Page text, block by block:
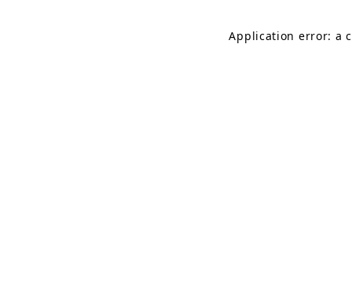
Application error: a